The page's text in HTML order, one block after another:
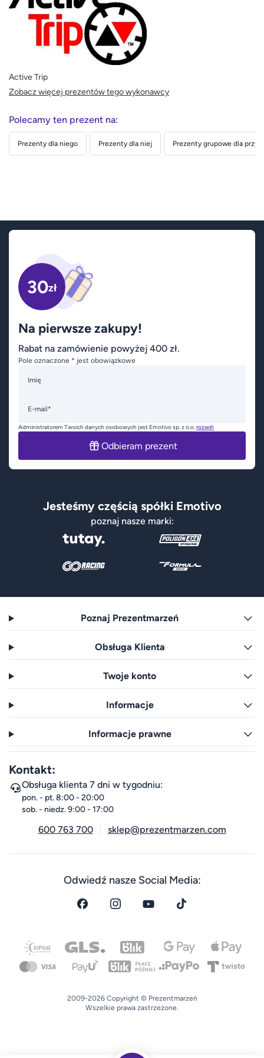
Active Trip
Zobacz więcej prezentów tego wykonawcy
Polecamy ten prezent na:
Prezenty dla niego Prezenty dla niej Prezenty grupowe dla
30zł
Na pierwsze zakupy!
Rabat na zamówienie powyżej 400 zł.
Pole oznaczone * jest obowiązkowe
Imię
E-mail*
Administratorem Twoich danych osobowych jest Emotivo sp. z o.o.rozwiń
Odbieram prezent
Jesteśmy częścią spółki Emotivo
poznaj nasze marki:
Poznaj Prezentmarzeń
Obsługa Klienta
Twoje konto
Informacje
Informacje prawne
Kontakt:
Obsługa klienta 7 dni w tygodniu:
pon. - pt. 8:00 - 20:00
sob. - niedz. 9:00 - 17:00
600 763 700 sklep@prezentmarzen.com
Odwiedź nasze Social Media:
2009-2026 Copyright © Prezentmarzeń
Wszelkie prawa zastrzeżone.